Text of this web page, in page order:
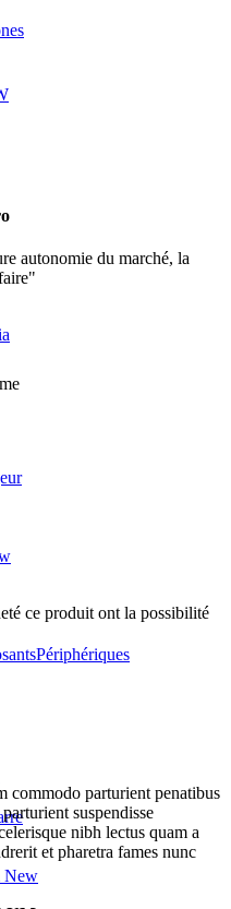
autonomie du marché, la
Périphériques
New
ce produit ont la possibilité
commodo parturient penatibus
suspendisse
nibh lectus quam a
et pharetra fames nunc